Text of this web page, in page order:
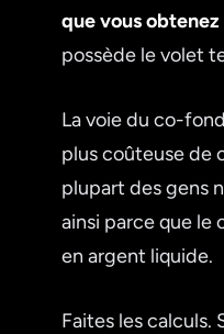
que vous obtenez
possède le volet
La voie du co-
plus coûteuse de
plupart des gens
ainsi parce que le
en argent liquide.
Faites les calculs.